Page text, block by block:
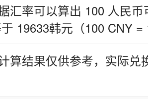
汇率可以算出 100 人民
19633韩元（100 CNY =
算结果仅供参考，实际